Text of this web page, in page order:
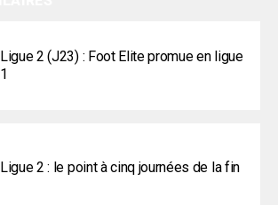
Ligue 2 (J23) : Foot Elite promue en ligue
1
Ligue 2 : le point à cinq journées de la fin